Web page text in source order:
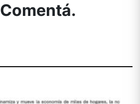
Comentá.